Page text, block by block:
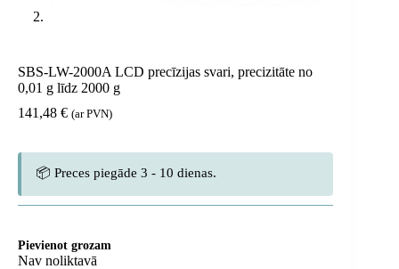
SBS-LW-2000A LCD precīzijas svari, precizitāte no
0,01 g līdz 2000 g
141,48 € (ar PVN)
📦 Preces piegāde 3 - 10 dienas.
Pievienot grozam
Nav noliktavā